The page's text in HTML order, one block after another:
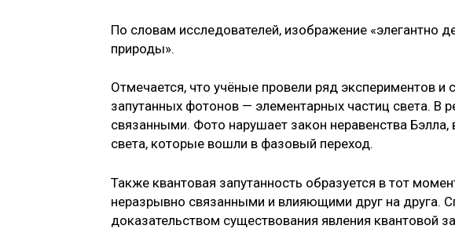
По словам исследователей, изображение «элегантно
природы».
Отмечается, что учёные провели ряд экспериментов и
запутанных фотонов — элементарных частиц света. В
связанными. Фото нарушает закон неравенства
света, которые вошли в фазовый переход.
Также квантовая запутанность образуется в тот
неразрывно связанными и влияющими друг на друга.
доказательством существования явления квантовой